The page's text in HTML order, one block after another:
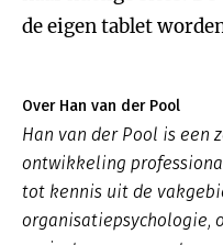
de eigen tablet
Over Han van der Pool
Han van der Pool is een
ontwikkeling
tot kennis uit de
organisatiepsychologie,